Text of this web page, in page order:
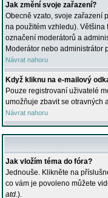
Jak změní svoje zařazení?
Obecně vzato, svoje zařazení
na použitém vzhledu).
označení moderátorů a
Moderátor nebo administrátor
Návrat nahoru
Když kliknu na e-mailový
Pouze registrovaní uživatelé
umožňuje zbavit se otravných
Návrat nahoru
Jak vložím téma do fóra?
Jednouše. Klikněte na
co vám je povoleno můžete
atd.).